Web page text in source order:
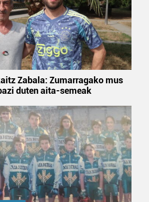
Zabala: Zumarragako mus
duten aita-semeak